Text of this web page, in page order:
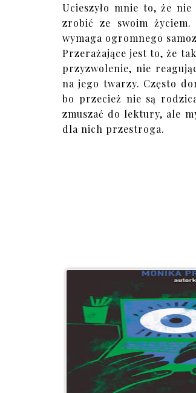
Ucieszyło mnie to, że
zrobić ze swoim
wymaga ogromnego
Przerażające jest to, że
przyzwolenie, nie
na jego twarzy. Często
bo przecież nie są
zmuszać do lektury, ale
dla nich przestroga.